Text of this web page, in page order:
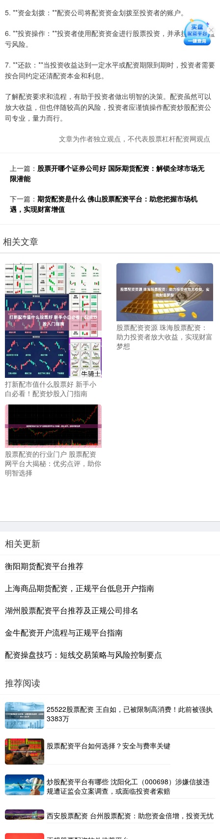
5. **资金划拨：**配资公司将配资资金划拨至投资者的账户。
6. **投资操作：**投资者使用配资资金进行股票投资，并承担相应的盈
亏风险。
7. **还款：**当投资收益达到一定水平或配资期限到期时，投资者需要
按合同约定还清配资本金和利息。
了解配资要求和流程，有助于投资者做出明智的决策。配资虽然可以
放大收益，但也伴随较高的风险，投资者应谨慎操作配资炒股配资公
司专业，量力而行。
文章为作者独立观点，不代表股票杠杆配资网观点
上一篇： 股票开哪个证券公司好 国际期货配资：解锁全球市场无
限潜能
下一篇： 期货配资是什么 佛山股票配资平台：助您把握市场机
遇，实现财富增值
相关文章
打新配市值什么股票好 新手小
白必看！配资炒股入门指南
股票配资资源 珠海股票配资：
助力投资者放大收益，实现财富
梦想
股票配资的行业门户 股票配资
网平台大揭秘：优劣点评，助你
明智选择
相关更新
衡阳期货配资平台推荐
上海商品期货配资，正规平台低息开户指南
湖州股票配资平台推荐及正规公司排名
金牛配资开户流程与正规平台指南
配资操盘技巧：短线交易策略与风险控制要点
推荐阅读
25522股票配资 王自如，已被限制高消费！此前被强执
3383万
股票配资平台如何选择？安全与费率关键
炒股配资平台有哪些 沈阳化工（000698）涉嫌信披违
规遭证监会立案调查，或面临投资者索赔
西安股票配资 台州股票配资：助您资金倍增，投资无忧